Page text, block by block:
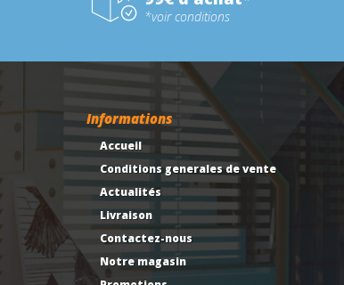
*voir conditions
Informations
Accueil
Conditions generales de vente
Actualités
Livraison
Contactez-nous
Notre magasin